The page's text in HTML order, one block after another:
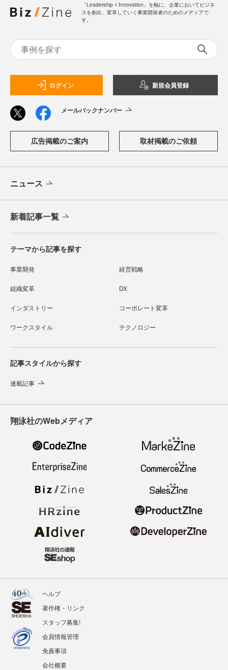
「Leadership ☓ Innovation」を軸に、企業においてビジネ
スを創出、変革していく事業開発者のためのメディアで
す。
ログイン 新規会員登録
メールバックナンバー
広告掲載のご案内 取材掲載のご依頼
ニュース
新着記事一覧
テーマから記事を探す
事業開発 経営戦略
組織変革 DX
インダストリー コーポレート変革
ワークスタイル テクノロジー
記事スタイルから探す
連載記事
翔泳社のWebメディア
ヘルプ
著作権・リンク
スタッフ募集!
会員情報管理
免責事項
会社概要